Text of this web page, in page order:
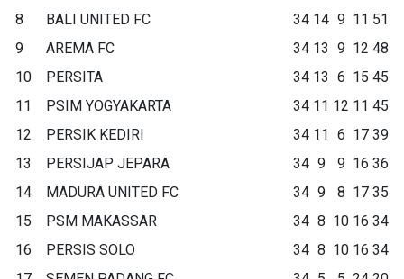
8
BALI UNITED FC 34 14 9 11 51
9
AREMA FC 34 13 9 12 48
10
PERSITA 34 13 6 15 45
11
PSIM YOGYAKARTA 34 11 12 11 45
12
PERSIK KEDIRI 34 11 6 17 39
13
PERSIJAP JEPARA 34 9 9 16 36
14
MADURA UNITED FC 34 9 8 17 35
15
PSM MAKASSAR 34 8 10 16 34
16
PERSIS SOLO 34 8 10 16 34